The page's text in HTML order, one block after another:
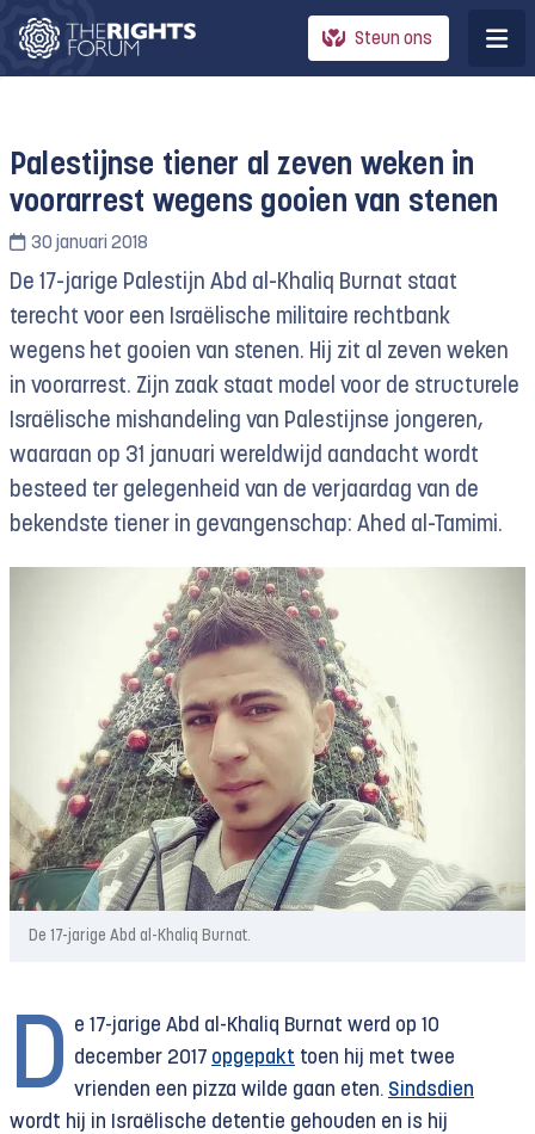
Steun ons
Palestijnse tiener al zeven weken in
voorarrest wegens gooien van stenen
30 januari 2018
De 17-jarige Palestijn Abd al-Khaliq Burnat staat
terecht voor een Israëlische militaire rechtbank
wegens het gooien van stenen. Hij zit al zeven weken
in voorarrest. Zijn zaak staat model voor de structurele
Israëlische mishandeling van Palestijnse jongeren,
waaraan op 31 januari wereldwijd aandacht wordt
besteed ter gelegenheid van de verjaardag van de
bekendste tiener in gevangenschap: Ahed al-Tamimi.
De 17-jarige Abd al-Khaliq Burnat.
D e 17-jarige Abd al-Khaliq Burnat werd op 10
december 2017 opgepakt toen hij met twee
vrienden een pizza wilde gaan eten. Sindsdien
wordt hij in Israëlische detentie gehouden en is hij